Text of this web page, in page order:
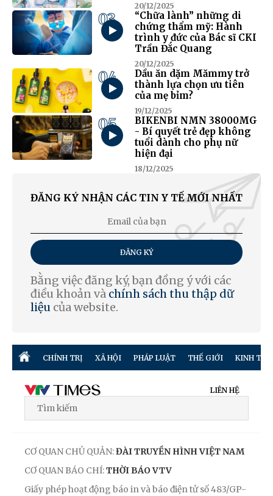
20/12/2025
03
“Chữa lành” những di
chứng thẩm mỹ: Hành
trình y đức của Bác sĩ CKI
Trần Đắc Quang
20/12/2025
04
Dầu ăn dặm Mămmy trở
thành lựa chọn ưu tiên
của mẹ bỉm?
19/12/2025
05
BIKENBI NMN 38000MG
- Bí quyết trẻ đẹp không
tuổi dành cho phụ nữ
hiện đại
18/12/2025
ĐĂNG KÝ NHẬN CÁC TIN Y TẾ MỚI NHẤT
ĐĂNG KÝ
Bằng việc đăng ký, bạn đồng ý với các
điều khoản và chính sách thu thập dữ
liệu của website.
CHÍNH TRỊ XÃ HỘI PHÁP LUẬT THẾ GIỚI KINH TẾ
LIÊN HỆ
CƠ QUAN CHỦ QUẢN:ĐÀI TRUYỀN HÌNH VIỆT NAM
CƠ QUAN BÁO CHÍ:THỜI BÁO VTV
Giấy phép hoạt động báo in và báo điện tử số 483/GP-